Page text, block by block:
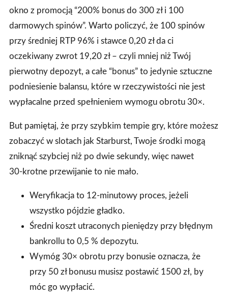
okno z promocją “200% bonus do 300 zł i 100
darmowych spinów”. Warto policzyć, że 100 spinów
przy średniej RTP 96% i stawce 0,20 zł da ci
oczekiwany zwrot 19,20 zł – czyli mniej niż Twój
pierwotny depozyt, a całe “bonus” to jedynie sztuczne
podniesienie balansu, które w rzeczywistości nie jest
wypłacalne przed spełnieniem wymogu obrotu 30×.
But pamiętaj, że przy szybkim tempie gry, które możesz
zobaczyć w slotach jak Starburst, Twoje środki mogą
zniknąć szybciej niż po dwie sekundy, więc nawet
30‑krotne przewijanie to nie mało.
Weryfikacja to 12‑minutowy proces, jeżeli
wszystko pójdzie gładko.
Średni koszt utraconych pieniędzy przy błędnym
bankrollu to 0,5 % depozytu.
Wymóg 30× obrotu przy bonusie oznacza, że
przy 50 zł bonusu musisz postawić 1500 zł, by
móc go wypłacić.